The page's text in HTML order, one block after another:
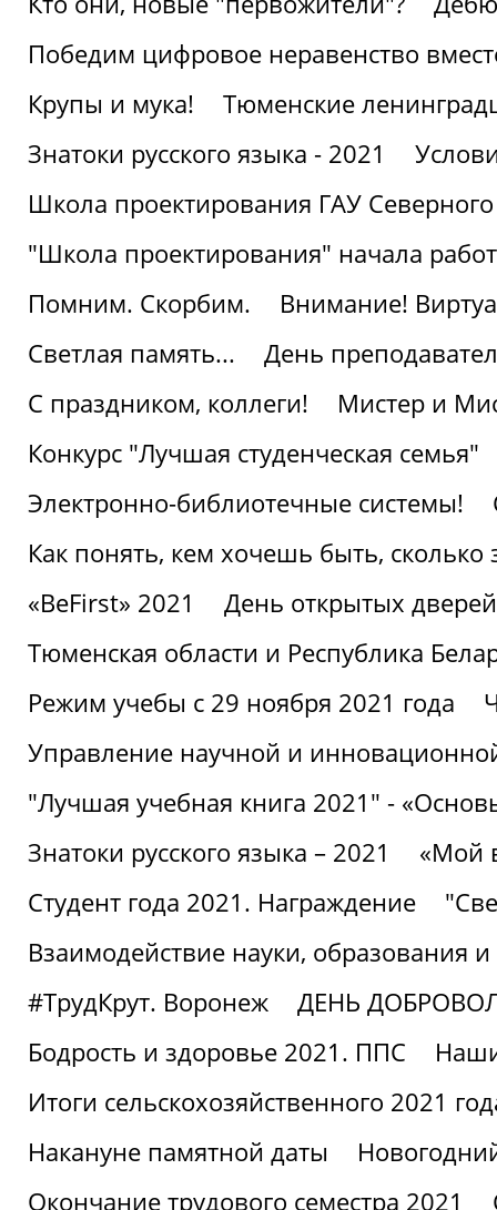
Победим цифровое неравенство
Крупы и мука!
Тюменские
Знатоки русского языка - 2021
Школа проектирования ГАУ
"Школа проектирования" начала
Помним. Скорбим.
Внимание!
Светлая память...
День
С праздником, коллеги!
Мистер и
Конкурс "Лучшая студенческая семья"
Электронно-библиотечные системы!
Как понять, кем хочешь быть, сколько
«BeFirst» 2021
День открытых
Тюменская области и Республика
Режим учебы с 29 ноября 2021 года
Управление научной и
"Лучшая учебная книга 2021" -
Знатоки русского языка – 2021
«Мой
Студент года 2021. Награждение
Взаимодействие науки, образования и
#ТрудКрут. Воронеж
ДЕНЬ
Бодрость и здоровье 2021. ППС
Итоги сельскохозяйственного 2021
Накануне памятной даты
Окончание трудового семестра 2021